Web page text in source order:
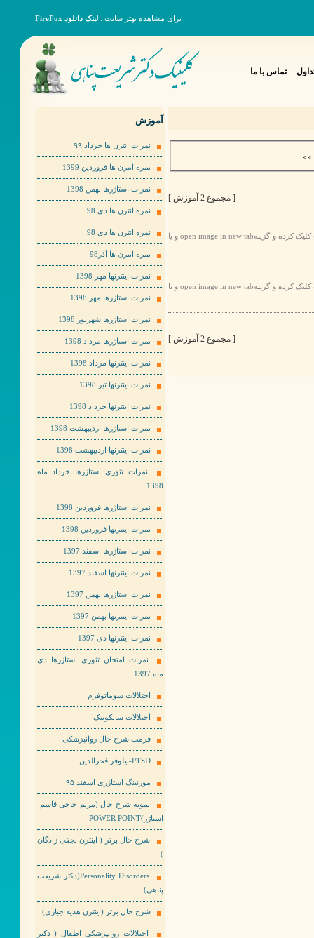
برای مشاهده بهتر سایت : لینک دانلود FireFox
تماس با ما
>>
[ مجموع 2 آموزش ]
برای مشاهده عکس ها به صورت بهتر لطفا روی عکس مورد نظر راست کلیک کرده و گزینهopen image in new tab و یا
برای مشاهده عکس ها به صورت بهتر لطفا روی عکس مورد نظر راست کلیک کرده و گزینهopen image in new tab و یا
[ مجموع 2 آموزش ]
آموزش
نمرات انترن ها خرداد ٩٩
نمره انترن ها فروردین 1399
نمرات استاژرها بهمن 1398
نمره انترن ها دی 98
نمره انترن ها دی 98
نمره انترن ها آذر98
نمرات اینترنها مهر 1398
نمرات استاژرها مهر 1398
نمرات استاژرها شهریور 1398
نمرات استاژرها مرداد 1398
نمرات اینترنها مرداد 1398
نمرات اینترنها تیر 1398
نمرات اینترنها خرداد 1398
نمرات استاژرها اردیبهشت 1398
نمرات اینترنها اردیبهشت 1398
نمرات تئوری استاژرها خرداد ماه
1398
نمرات استاژرها فروردین 1398
نمرات اینترنها فروردین 1398
نمرات استاژرها اسفند 1397
نمرات اینترنها اسفند 1397
نمرات استاژرها بهمن 1397
نمرات اینترنها بهمن 1397
نمرات اینترنها دی 1397
نمرات امتحان تئوری استاژرها دی
ماه 1397
اختلالات سوماتوفرم
اختلالات سایکوتیک
فرمت شرح حال روانپزشکی
PTSD-نیلوفر فخرالدین
مورنینگ استاژری اسفند ۹۵
نمونه شرح حال (مریم حاجی قاسم-
استاژر)POWER POINT
شرح حال برتر ( اینترن نجفی زادگان
)
Personality Disorders(دکتر شریعت
پناهی)
شرح حال برتر (اینترن هدیه جباری)
اختلالات روانپزشکی اطفال ( دکتر